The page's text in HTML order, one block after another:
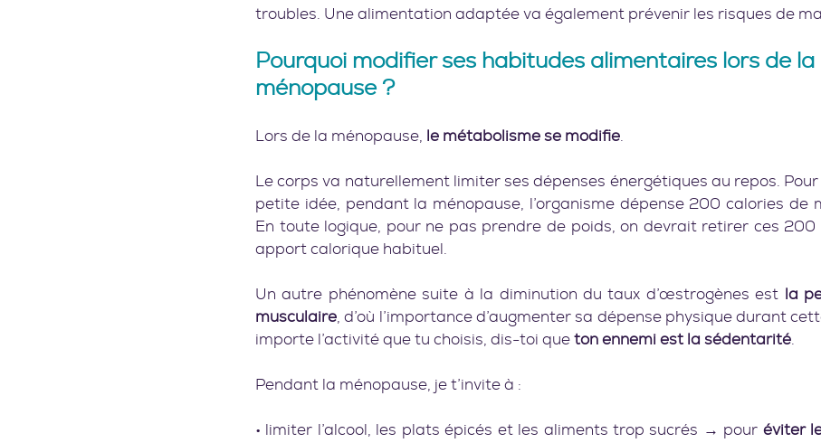
troubles. Une alimentation adaptée va également prévenir les risques de
Pourquoi modifier ses habitudes alimentaires lors de la
ménopause ?
Lors de la ménopause, le métabolisme se modifie
Le corps va naturellement limiter ses dépenses énergétiques au repos.
petite idée, pendant la ménopause, l’organisme dépense 200 calories de
En toute logique, pour ne pas prendre de poids, on devrait retirer ces 200
apport calorique habituel.
Un autre phénomène suite à la diminution du taux d’œstrogènes est
la
musculaire , d’où l’importance d’augmenter sa dépense physique durant
importe l’activité que tu choisis, dis-toi que ton ennemi est la sédentarité
Pendant la ménopause, je t’invite à :
• limiter l’alcool, les plats épicés et les aliments trop sucrés → pour éviter